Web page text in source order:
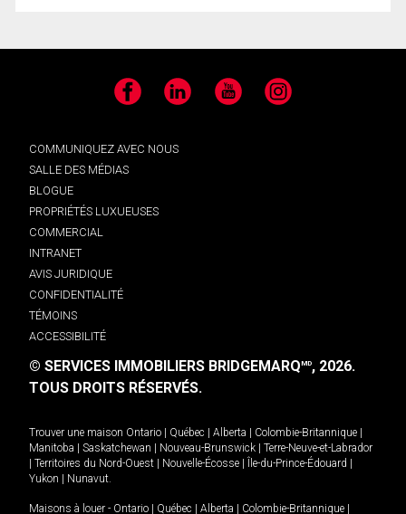
Facebook LinkedIn YouTube Instagram
COMMUNIQUEZ AVEC NOUS
SALLE DES MÉDIAS
BLOGUE
PROPRIÉTÉS LUXUEUSES
COMMERCIAL
INTRANET
AVIS JURIDIQUE
CONFIDENTIALITÉ
TÉMOINS
ACCESSIBILITÉ
© SERVICES IMMOBILIERS BRIDGEMARQMD, 2026.
TOUS DROITS RÉSERVÉS.
Trouver une maison Ontario | Québec | Alberta | Colombie-Britannique |
Manitoba | Saskatchewan | Nouveau-Brunswick | Terre-Neuve-et-Labrador
| Territoires du Nord-Ouest | Nouvelle-Écosse | Île-du-Prince-Édouard |
Yukon | Nunavut
Maisons à louer - Ontario | Québec | Alberta | Colombie-Britannique |